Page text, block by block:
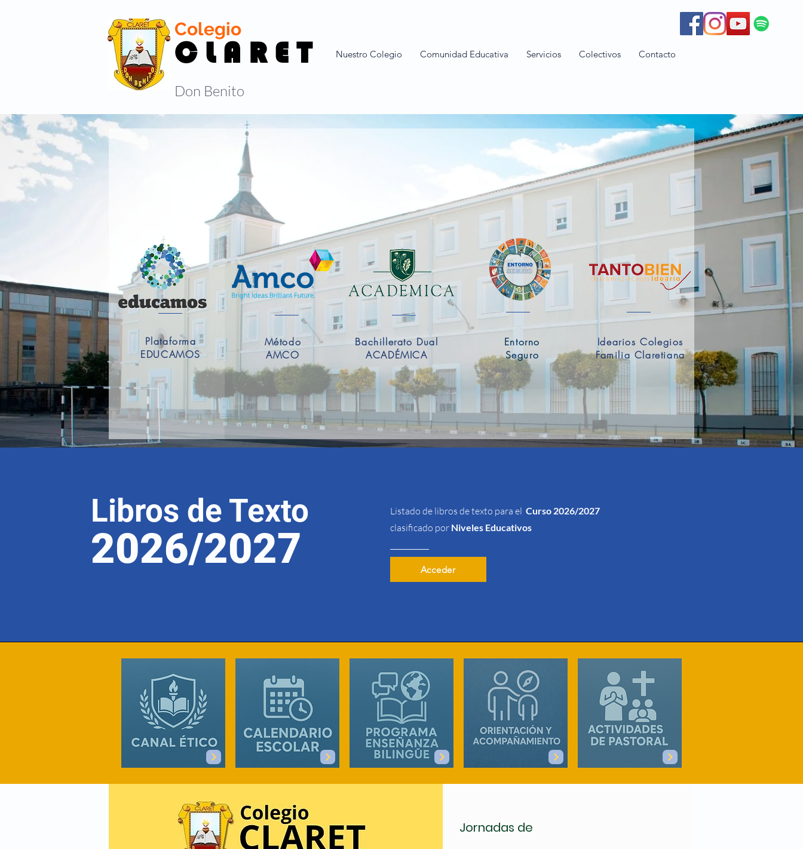
Colegio
C L A R E T Nuestro Colegio Comunidad Educativa Servicios Colectivos Contacto
Don Benito
Plataforma
EDUCAMOS
Bachillerato Dual
ACADÉMICA
Método
AMCO
Idearios Colegios
Familia Claretiana
Entorno
Seguro
Libros de Texto
2026/2027
Listado de libros de texto para el Curso 2026/2027
clasificado por Niveles Educativos
Acceder
Jornadas de